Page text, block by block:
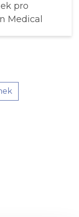
pro
Medical